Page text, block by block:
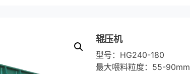
辊压机
型号：HG240-180
最大喂料粒度：55-90mm